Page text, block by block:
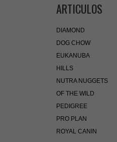
ARTICULOS
DIAMOND
DOG CHOW
EUKANUBA
HILLS
NUTRA NUGGETS
OF THE WILD
PEDIGREE
PRO PLAN
ROYAL CANIN